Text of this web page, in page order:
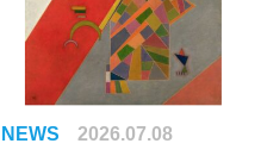
NEWS 2026.07.08